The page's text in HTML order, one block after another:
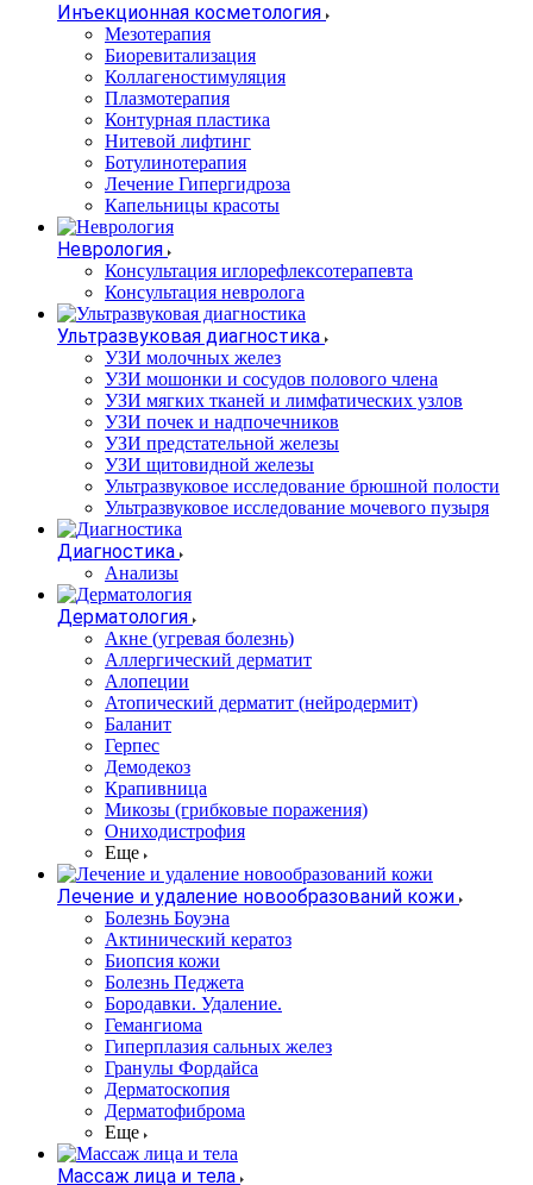
Инъекционная косметология
Мезотерапия
Биоревитализация
Коллагеностимуляция
Плазмотерапия
Контурная пластика
Нитевой лифтинг
Ботулинотерапия
Лечение Гипергидроза
Капельницы красоты
Неврология
Консультация иглорефлексотерапевта
Консультация невролога
Ультразвуковая диагностика
УЗИ молочных желез
УЗИ мошонки и сосудов полового члена
УЗИ мягких тканей и лимфатических узлов
УЗИ почек и надпочечников
УЗИ предстательной железы
УЗИ щитовидной железы
Ультразвуковое исследование брюшной полости
Ультразвуковое исследование мочевого пузыря
Диагностика
Анализы
Дерматология
Акне (угревая болезнь)
Аллергический дерматит
Алопеции
Атопический дерматит (нейродермит)
Баланит
Герпес
Демодекоз
Крапивница
Микозы (грибковые поражения)
Ониходистрофия
Еще
Лечение и удаление новообразований кожи
Болезнь Боуэна
Актинический кератоз
Биопсия кожи
Болезнь Педжета
Бородавки. Удаление.
Гемангиома
Гиперплазия сальных желез
Гранулы Фордайса
Дерматоскопия
Дерматофиброма
Еще
Массаж лица и тела